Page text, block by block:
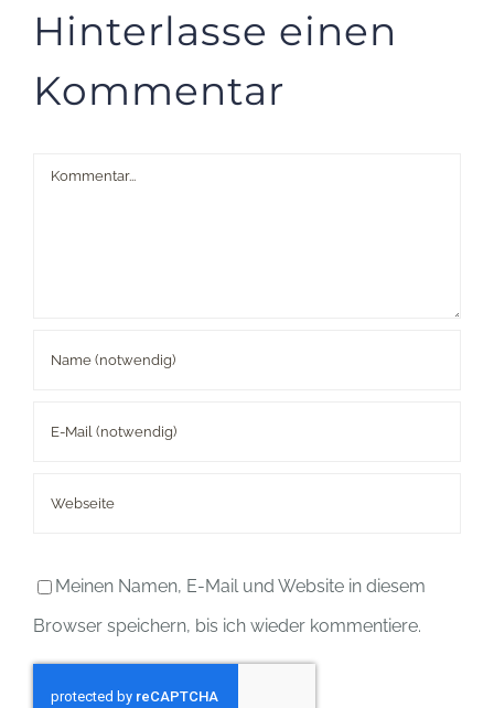
Hinterlasse einen
Kommentar
Kommentar
Meinen Namen, E-Mail und Website in diesem
Browser speichern, bis ich wieder kommentiere.